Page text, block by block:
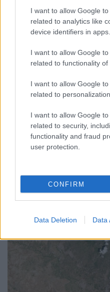
I want to allow Google
related to analytics like
device identifiers in apps.
I want to allow Google
related to functionality of
I want to allow Google
related to personalization.
I want to allow Google
related to security,
functionality and fraud
user protection.
CONFIRM
Data Deletion Data
Τα δεδομένα
Δευτέρας 06 Ιουλίου
SO2 διότι αποτελεί
εκπομπών από
ανιχνεύεται
δορυφόρους.
παρέχει μια καθαρή
και την τροχιά
νέφους,
υπόλοιπες πηγές